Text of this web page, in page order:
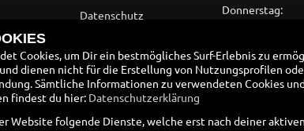
Datenschutz
Barrierefreiheit
Batteriegesetz
Altölverordnung
Donnerstag:
Sonntag:
in den
Cookies, um Dir ein bestmögliches Surf-Erlebnis zu
dienen nicht für die Erstellung von Nutzungsprofilen
Sämtliche Informationen zu verwendeten Cookies
findest du hier: Datenschutzerklärung
Website folgende Dienste, welche erst nach deiner